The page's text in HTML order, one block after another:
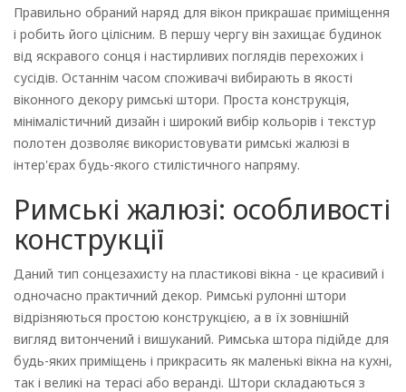
Правильно обраний наряд для вікон прикрашає приміщення
і робить його цілісним. В першу чергу він захищає будинок
від яскравого сонця і настирливих поглядів перехожих і
сусідів. Останнім часом споживачі вибирають в якості
віконного декору римські штори. Проста конструкція,
мінімалістичний дизайн і широкий вибір кольорів і текстур
полотен дозволяє використовувати римські жалюзі в
інтер'єрах будь-якого стилістичного напряму.
Римські жалюзі: особливості
конструкції
Даний тип сонцезахисту на пластикові вікна - це красивий і
одночасно практичний декор. Римські рулонні штори
відрізняються простою конструкцією, а в їх зовнішній
вигляд витончений і вишуканий. Римська штора підійде для
будь-яких приміщень і прикрасить як маленькі вікна на кухні,
так і великі на терасі або веранді. Штори складаються з